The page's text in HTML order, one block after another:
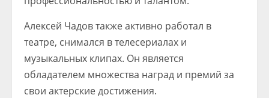
Алексей Чадов также активно работал в
театре, снимался в телесериалах и
музыкальных клипах. Он является
обладателем множества наград и премий за
свои актерские достижения.